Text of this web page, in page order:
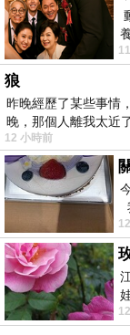
狼
昨晚經歷了某些事情
晚，那個人離我太近
12 小時前